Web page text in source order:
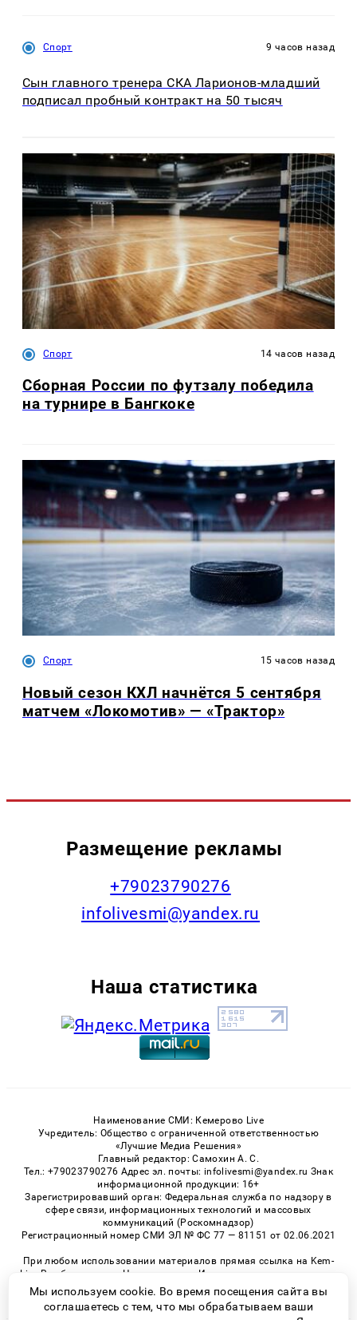
Спорт 9 часов назад
Сын главного тренера СКА Ларионов-младший
подписал пробный контракт на 50 тысяч
Спорт 14 часов назад
Сборная России по футзалу победила
на турнире в Бангкоке
Спорт 15 часов назад
Новый сезон КХЛ начнётся 5 сентября
матчем «Локомотив» — «Трактор»
Размещение рекламы
+79023790276
infolivesmi@yandex.ru
Наша статистика
Наименование СМИ: Кемерово Live
Учредитель: Общество с ограниченной ответственностью
«Лучшие Медиа Решения»
Главный редактор: Самохин А. С.
Тел.: +79023790276 Адрес эл. почты: infolivesmi@yandex.ru Знак
информационной продукции: 16+
Зарегистрировавший орган: Федеральная служба по надзору в
сфере связи, информационных технологий и массовых
коммуникаций (Роскомнадзор)
Регистрационный номер СМИ ЭЛ № ФС 77 — 81151 от 02.06.2021
При любом использовании материалов прямая ссылка на Kem-
Live.Ru обязательна. Цитирование в Интернете возможно только
при наличии письменного разрешения.
Мы используем cookie. Во время посещения сайта вы
соглашаетесь с тем, что мы обрабатываем ваши